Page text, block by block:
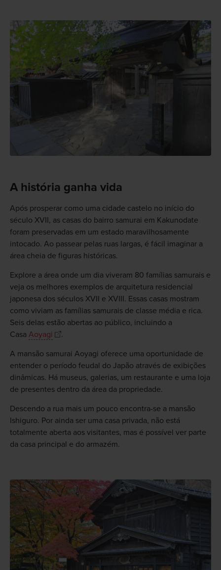
A história ganha vida
Após prosperar como uma cidade castelo no início do
século XVII, as casas do bairro samurai em Kakunodate
foram preservadas em um estado maravilhosamente
intocado. Ao passear pelas ruas largas, é fácil imaginar a
área cheia de figuras históricas.
Explore a área onde um dia viveram 80 famílias samurais e
veja os melhores exemplos de arquitetura residencial
japonesa dos séculos XVII e XVIII. Essas casas mostram
como viviam as famílias samurais de classe média e rica.
Seis delas estão abertas ao público, incluindo a
Casa Aoyagi
.
A mansão samurai Aoyagi oferece uma oportunidade de
entender o período feudal do Japão através de exibições
dinâmicas. Há museus, galerias, um restaurante e uma loja
de presentes dentro da área da propriedade.
Descendo a rua mais um pouco encontra-se a mansão
Ishiguro. Por ainda ser uma casa privada, não está
totalmente aberta aos visitantes, mas é possível ver parte
da casa principal e do armazém.